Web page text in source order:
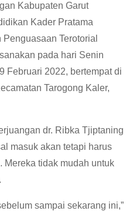
Kabupaten Garut
Kader Pratama
Terotorial
pada hari Senin
Februari 2022, bertempat di
Tarogong Kaler,
dr. Ribka Tjiptaning
masuk akan tetapi harus
Mereka tidak mudah untuk
sampai sekarang ini,”